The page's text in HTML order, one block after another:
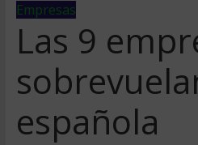
Empresas
Las 9
española